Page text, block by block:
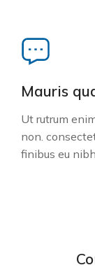
Mauris
Ut rutrum
non.
finibus eu